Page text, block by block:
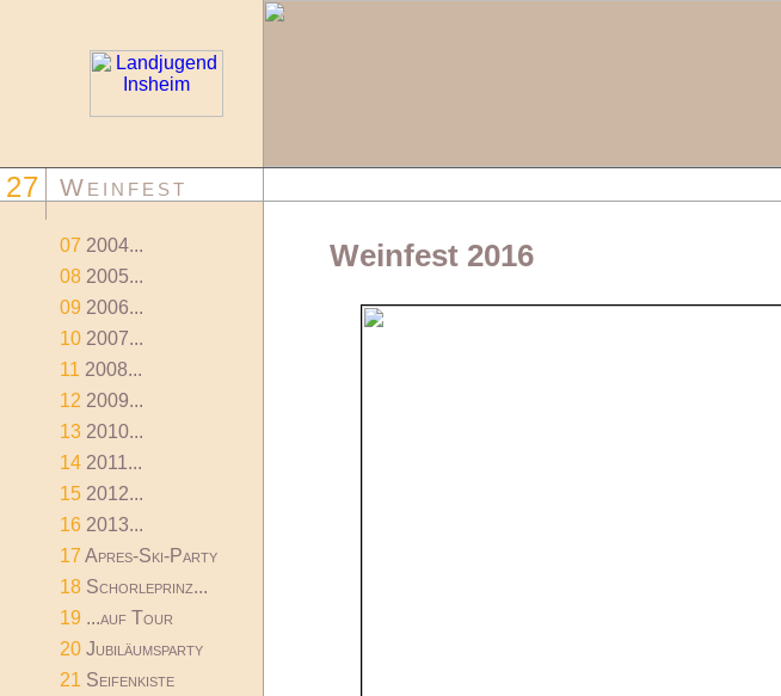
27 Weinfest
07 2004...
08 2005...
09 2006...
10 2007...
11 2008...
12 2009...
13 2010...
14 2011...
15 2012...
16 2013...
17 Apres-Ski-Party
18 Schorleprinz...
19 ...auf Tour
20 Jubiläumsparty
21 Seifenkiste
Weinfest 2016